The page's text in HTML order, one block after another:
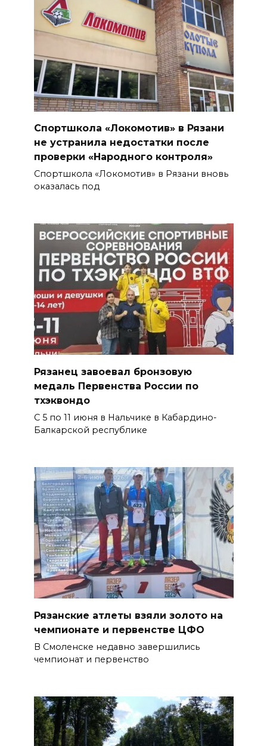
Спортшкола «Локомотив» в Рязани
не устранила недостатки после
проверки «Народного контроля»
Спортшкола «Локомотив» в Рязани вновь
оказалась под
Рязанец завоевал бронзовую
медаль Первенства России по
тхэквондо
С 5 по 11 июня в Нальчике в Кабардино-
Балкарской республике
Рязанские атлеты взяли золото на
чемпионате и первенстве ЦФО
В Смоленске недавно завершились
чемпионат и первенство